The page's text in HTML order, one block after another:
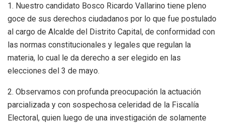
1. Nuestro candidato Bosco Ricardo Vallarino tiene pleno
goce de sus derechos ciudadanos por lo que fue postulado
al cargo de Alcalde del Distrito Capital, de conformidad con
las normas constitucionales y legales que regulan la
materia, lo cual le da derecho a ser elegido en las
elecciones del 3 de mayo.
2. Observamos con profunda preocupación la actuación
parcializada y con sospechosa celeridad de la Fiscalía
Electoral, quien luego de una investigación de solamente